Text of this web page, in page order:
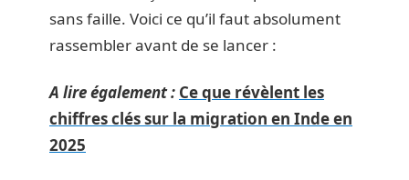
sans faille. Voici ce qu’il faut absolument
rassembler avant de se lancer :
A lire également : Ce que révèlent les
chiffres clés sur la migration en Inde en
2025